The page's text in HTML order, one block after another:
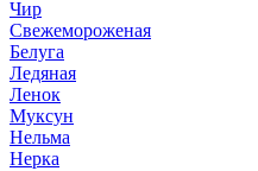
Чир
Свежемороженая
Белуга
Ледяная
Ленок
Муксун
Нельма
Нерка